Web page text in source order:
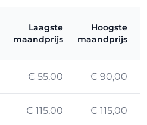
Laagste
maandprijs
Hoogste
maandprijs
€ 55,00 € 90,00
€ 115,00 € 115,00